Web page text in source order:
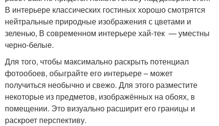
В интерьере классических гостиных хорошо смотрятся
нейтральные природные изображения с цветами и
зеленью, В современном интерьере хай-тек — уместны
черно-белые.
Для того, чтобы максимально раскрыть потенциал
фотообоев, обыграйте его интерьере – может
получиться необычно и свежо. Для этого разместите
некоторые из предметов, изображённых на обоях, в
помещении. Это визуально расширит его границы и
раскроет перспективу.